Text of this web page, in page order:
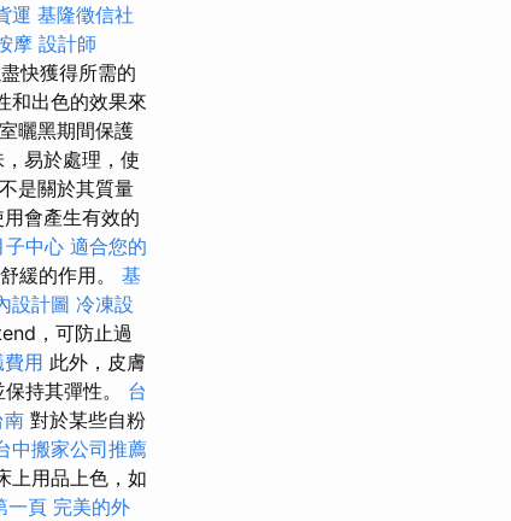
運 基隆徵信社
摩 設計師
快獲得所需的
和出色的效果來
曬黑期間保護
易於處理，使
是關於其質量
會產生有效的
子中心 適合您的
緩的作用。 基
設計圖 冷凍設
，可防止過
用 此外，皮膚
持其彈性。 台
南 對於某些自粉
中搬家公司推薦
上用品上色，如
一頁 完美的外